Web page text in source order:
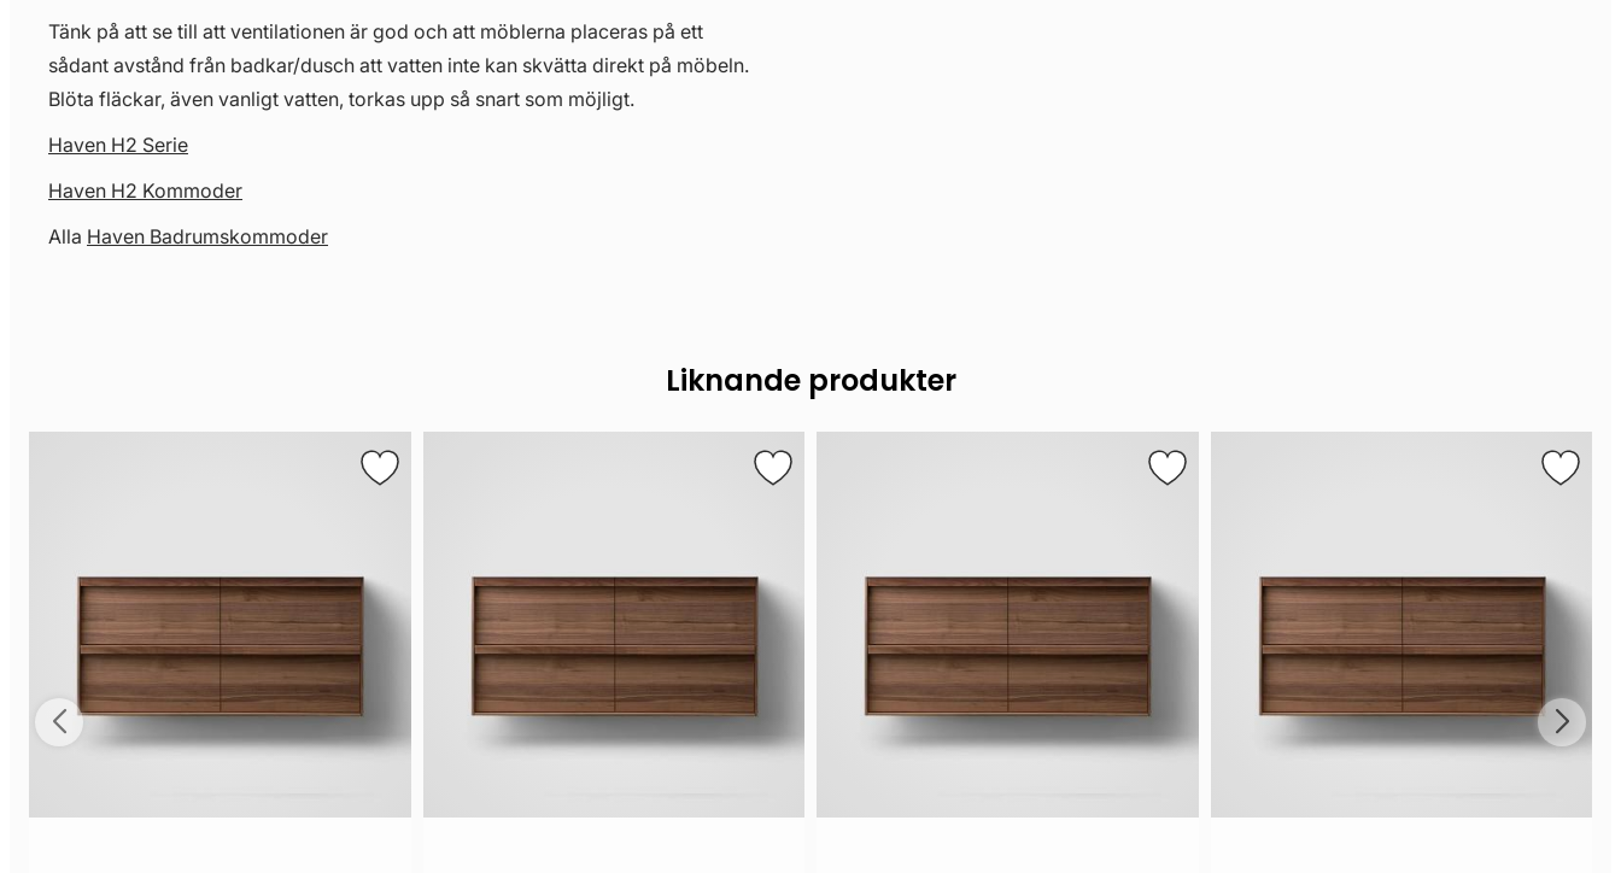
Tänk på att se till att ventilationen är god och att möblerna placeras på ett
sådant avstånd från badkar/dusch att vatten inte kan skvätta direkt på möbeln.
Blöta fläckar, även vanligt vatten, torkas upp så snart som möjligt.
Haven H2 Serie
Haven H2 Kommoder
Alla Haven Badrumskommoder
Liknande produkter